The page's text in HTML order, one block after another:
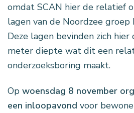
omdat SCAN hier de relatief
lagen van de Noordzee groep
Deze lagen bevinden zich
meter diepte wat dit een
onderzoeksboring maakt.
Op woensdag 8 november
een inloopavond voor